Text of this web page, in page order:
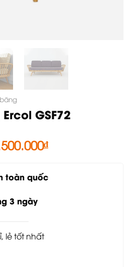
GSF72
₫Giá
là:
toàn quốc
3 ngày
lẻ tốt nhất